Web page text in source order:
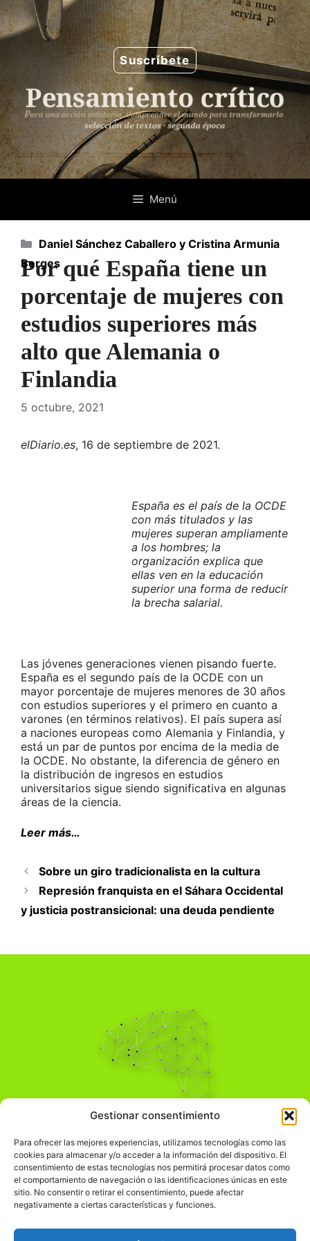
Gestionar consentimiento
Para ofrecer las mejores experiencias, utilizamos tecnologías como las
cookies para almacenar y/o acceder a la información del dispositivo. El
consentimiento de estas tecnologías nos permitirá procesar datos como
el comportamiento de navegación o las identificaciones únicas en este
sitio. No consentir o retirar el consentimiento, puede afectar
negativamente a ciertas características y funciones.
Saltar
al
contenido
Suscríbete
Menú
Por qué España tiene un
porcentaje de mujeres con
estudios superiores más
alto que Alemania o
Finlandia
5 octubre, 2021
elDiario.es, 16 de septiembre de 2021.
España es el país de la OCDE
con más titulados y las
mujeres superan ampliamente
a los hombres; la
organización explica que
ellas ven en la educación
superior una forma de reducir
la brecha salarial.
Las jóvenes generaciones vienen pisando fuerte.
España es el segundo país de la OCDE con un
mayor porcentaje de mujeres menores de 30 años
con estudios superiores y el primero en cuanto a
varones (en términos relativos). El país supera así
a naciones europeas como Alemania y Finlandia, y
está un par de puntos por encima de la media de
la OCDE. No obstante, la diferencia de género en
la distribución de ingresos en estudios
universitarios sigue siendo significativa en algunas
áreas de la ciencia.
Leer más…
Categorías
Daniel Sánchez Caballero y Cristina Armunia
Berges
Sobre un giro tradicionalista en la cultura
Represión franquista en el Sáhara Occidental
y justicia postransicional: una deuda pendiente
Pensamiento Crítico
Comprender el mundo para transformarlo.
Información Legal
჻Política de privacidad